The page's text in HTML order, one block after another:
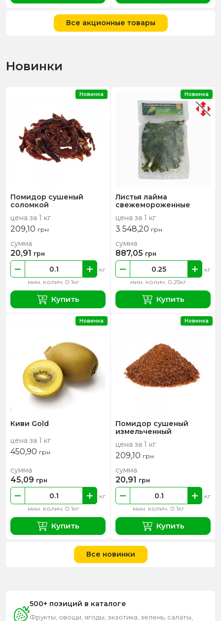
Все акционные товары
Новинки
Помидор сушеный
соломкой
цена за 1 кг
209,10 грн
мин. колич. 0.1кг
кг
сумма
20,91 грн
Купить
Новинка
Листья лайма
свежемороженные
цена за 1 кг
3 548,20 грн
мин. колич. 0.25кг
кг
сумма
887,05 грн
Купить
Новинка
Киви Gold
цена за 1 кг
450,90 грн
мин. колич. 0.1кг
кг
сумма
45,09 грн
Купить
Новинка
Помидор сушеный
измельченный
цена за 1 кг
209,10 грн
мин. колич. 0.1кг
кг
сумма
20,91 грн
Купить
Новинка
Все новинки
500+ позиций в каталоге
Фрукты, овощи, ягоды, экзотика, зелень, салаты,